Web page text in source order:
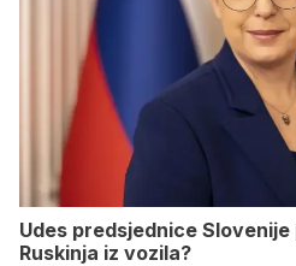
Udes predsjednice
Ruskinja iz vozila?